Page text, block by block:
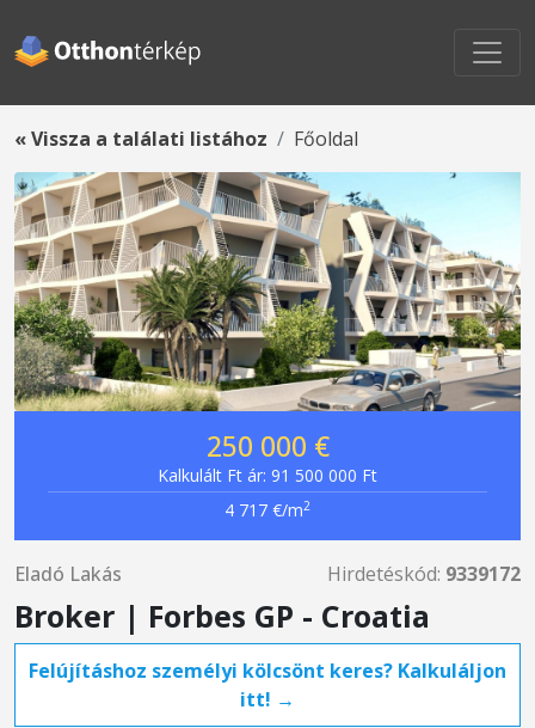
« Vissza a találati listához Főoldal
250 000 €
Kalkulált Ft ár: 91 500 000 Ft
4 717 €/m2
Eladó Lakás Hirdetéskód: 9339172
Broker | Forbes GP - Croatia
Felújításhoz személyi kölcsönt keres? Kalkuláljon
itt! →